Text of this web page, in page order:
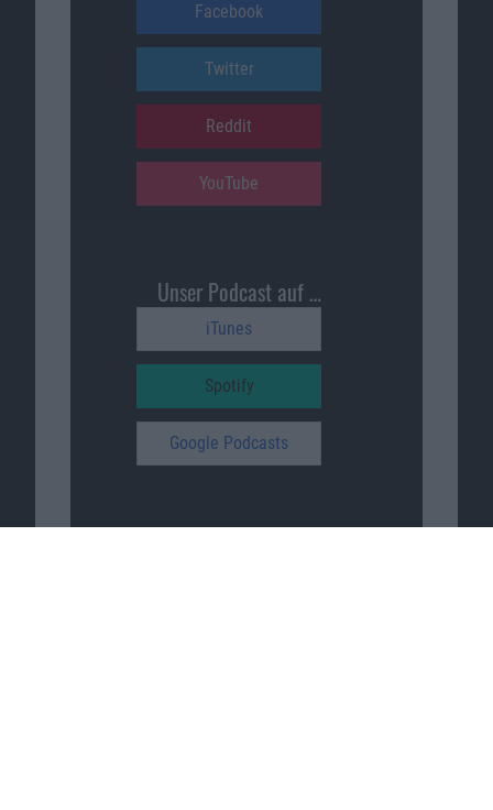
Facebook
Twitter
Reddit
YouTube
Unser Podcast auf …
iTunes
Spotify
Google Podcasts